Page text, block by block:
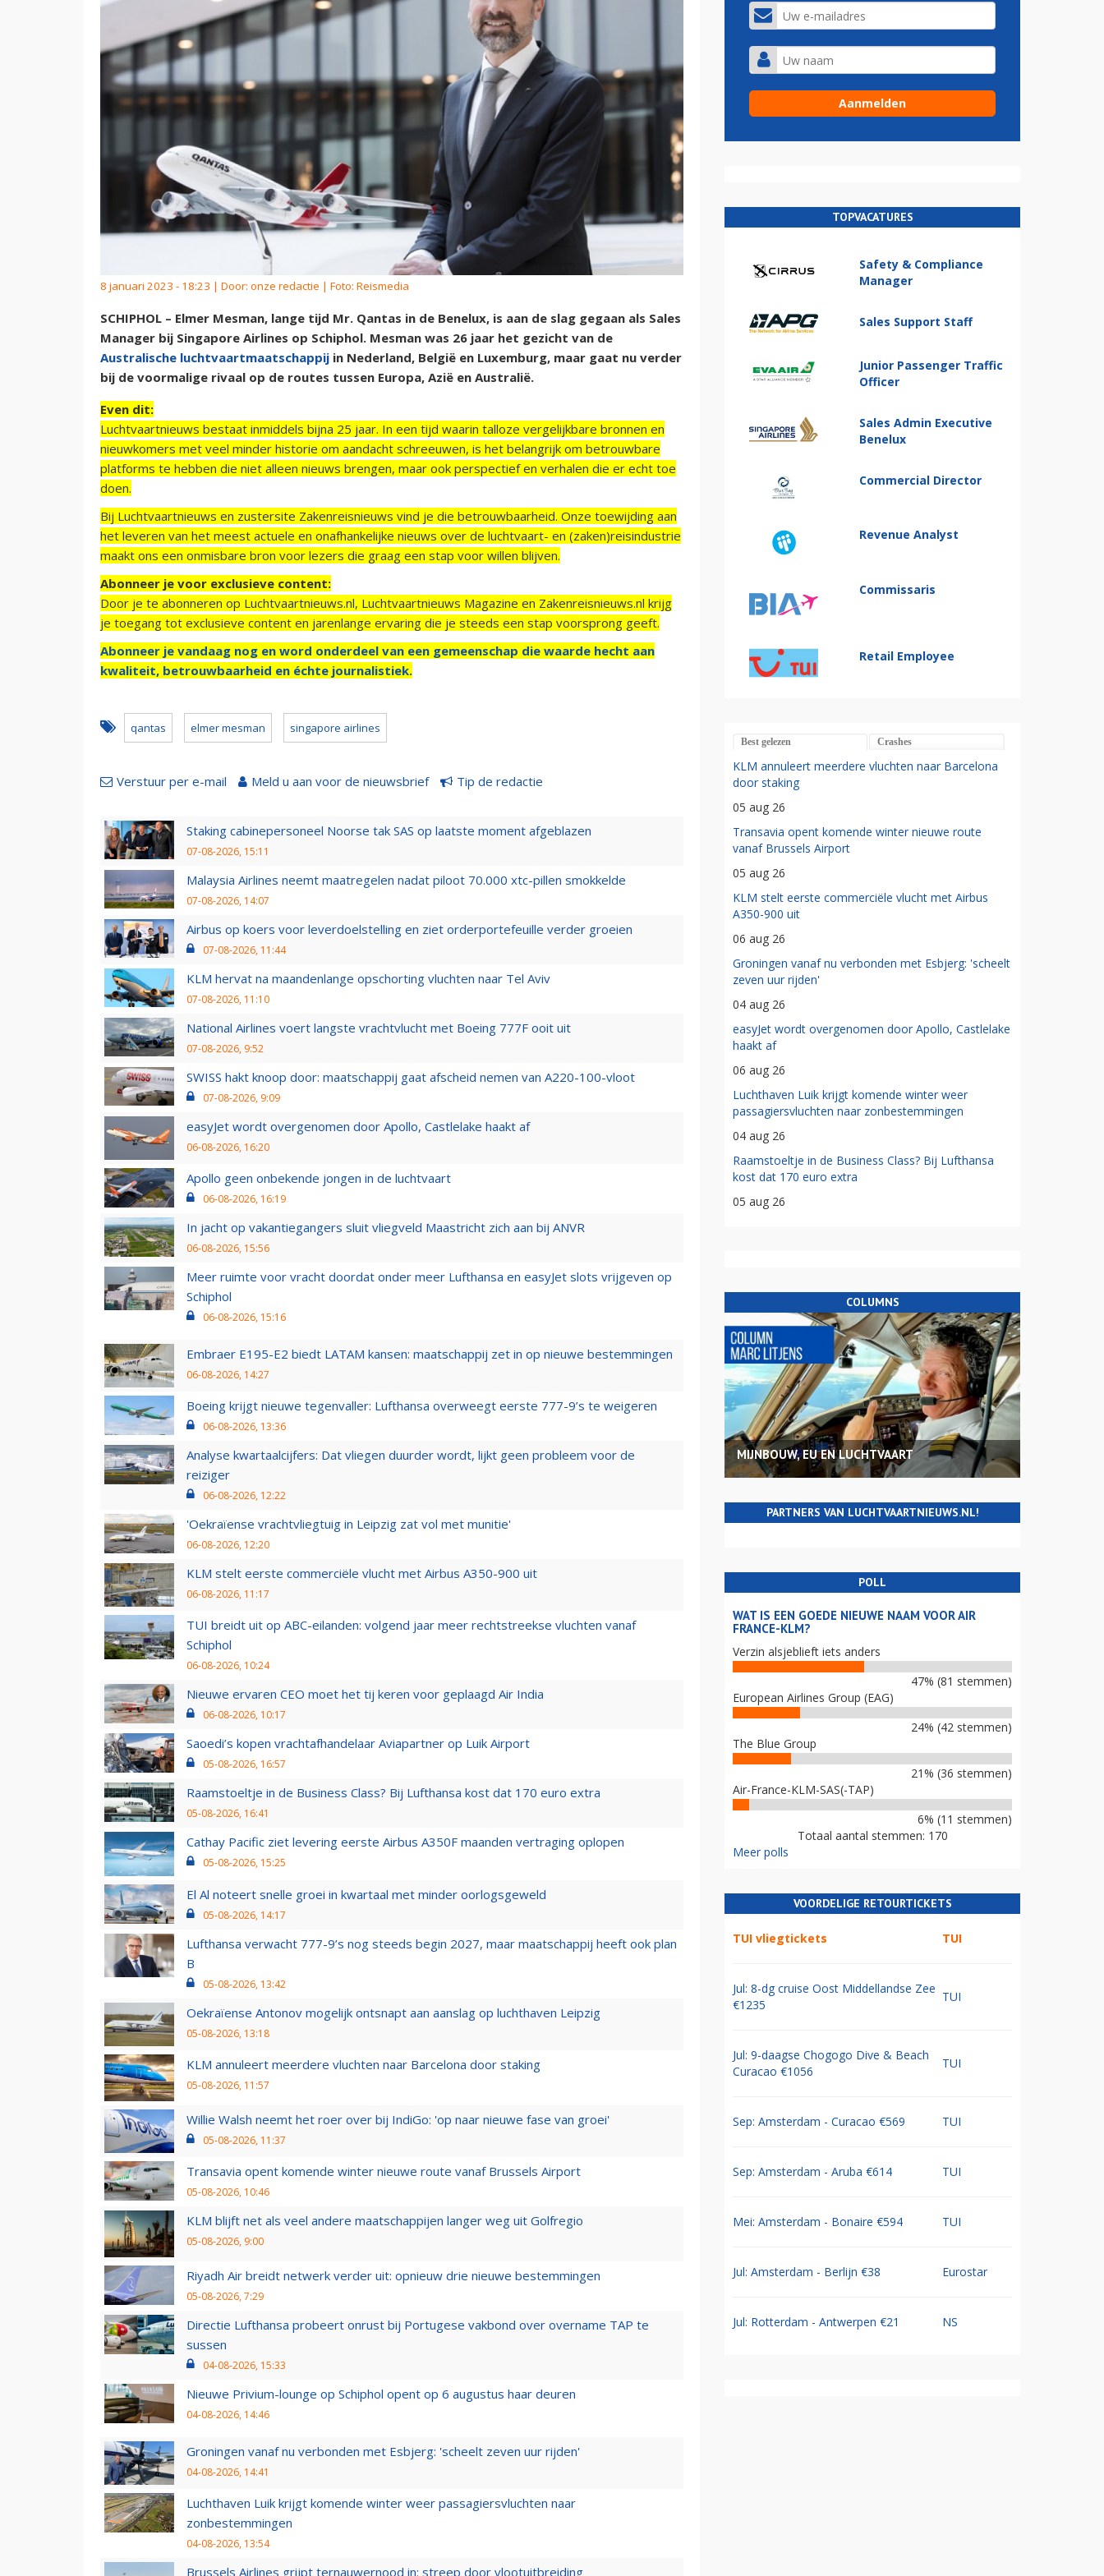
8 januari 2023 - 18:23 | Door: onze redactie | Foto: Reismedia
SCHIPHOL – Elmer Mesman, lange tijd Mr. Qantas in de Benelux, is aan de slag gegaan als Sales
Manager bij Singapore Airlines op Schiphol. Mesman was 26 jaar het gezicht van de
Australische luchtvaartmaatschappij in Nederland, België en Luxemburg, maar gaat nu verder
bij de voormalige rivaal op de routes tussen Europa, Azië en Australië.
Even dit:
Luchtvaartnieuws bestaat inmiddels bijna 25 jaar. In een tijd waarin talloze vergelijkbare bronnen en
nieuwkomers met veel minder historie om aandacht schreeuwen, is het belangrijk om betrouwbare
platforms te hebben die niet alleen nieuws brengen, maar ook perspectief en verhalen die er echt toe
doen.
Bij Luchtvaartnieuws en zustersite Zakenreisnieuws vind je die betrouwbaarheid. Onze toewijding aan
het leveren van het meest actuele en onafhankelijke nieuws over de luchtvaart- en (zaken)reisindustrie
maakt ons een onmisbare bron voor lezers die graag een stap voor willen blijven.
Abonneer je voor exclusieve content:
Door je te abonneren op Luchtvaartnieuws.nl, Luchtvaartnieuws Magazine en Zakenreisnieuws.nl krijg
je toegang tot exclusieve content en jarenlange ervaring die je steeds een stap voorsprong geeft.
Abonneer je vandaag nog en word onderdeel van een gemeenschap die waarde hecht aan
kwaliteit, betrouwbaarheid en échte journalistiek.
qantas elmer mesman singapore airlines
Verstuur per e-mail Meld u aan voor de nieuwsbrief Tip de redactie
Staking cabinepersoneel Noorse tak SAS op laatste moment afgeblazen
07-08-2026, 15:11
Malaysia Airlines neemt maatregelen nadat piloot 70.000 xtc-pillen smokkelde
07-08-2026, 14:07
Airbus op koers voor leverdoelstelling en ziet orderportefeuille verder groeien
07-08-2026, 11:44
KLM hervat na maandenlange opschorting vluchten naar Tel Aviv
07-08-2026, 11:10
National Airlines voert langste vrachtvlucht met Boeing 777F ooit uit
07-08-2026, 9:52
SWISS hakt knoop door: maatschappij gaat afscheid nemen van A220-100-vloot
07-08-2026, 9:09
easyJet wordt overgenomen door Apollo, Castlelake haakt af
06-08-2026, 16:20
Apollo geen onbekende jongen in de luchtvaart
06-08-2026, 16:19
In jacht op vakantiegangers sluit vliegveld Maastricht zich aan bij ANVR
06-08-2026, 15:56
Meer ruimte voor vracht doordat onder meer Lufthansa en easyJet slots vrijgeven op
Schiphol
06-08-2026, 15:16
Embraer E195-E2 biedt LATAM kansen: maatschappij zet in op nieuwe bestemmingen
06-08-2026, 14:27
Boeing krijgt nieuwe tegenvaller: Lufthansa overweegt eerste 777-9’s te weigeren
06-08-2026, 13:36
Analyse kwartaalcijfers: Dat vliegen duurder wordt, lijkt geen probleem voor de
reiziger
06-08-2026, 12:22
'Oekraïense vrachtvliegtuig in Leipzig zat vol met munitie'
06-08-2026, 12:20
KLM stelt eerste commerciële vlucht met Airbus A350-900 uit
06-08-2026, 11:17
TUI breidt uit op ABC-eilanden: volgend jaar meer rechtstreekse vluchten vanaf
Schiphol
06-08-2026, 10:24
Nieuwe ervaren CEO moet het tij keren voor geplaagd Air India
06-08-2026, 10:17
Saoedi’s kopen vrachtafhandelaar Aviapartner op Luik Airport
05-08-2026, 16:57
Raamstoeltje in de Business Class? Bij Lufthansa kost dat 170 euro extra
05-08-2026, 16:41
Cathay Pacific ziet levering eerste Airbus A350F maanden vertraging oplopen
05-08-2026, 15:25
El Al noteert snelle groei in kwartaal met minder oorlogsgeweld
05-08-2026, 14:17
Lufthansa verwacht 777-9’s nog steeds begin 2027, maar maatschappij heeft ook plan
B
05-08-2026, 13:42
Oekraïense Antonov mogelijk ontsnapt aan aanslag op luchthaven Leipzig
05-08-2026, 13:18
KLM annuleert meerdere vluchten naar Barcelona door staking
05-08-2026, 11:57
Willie Walsh neemt het roer over bij IndiGo: 'op naar nieuwe fase van groei'
05-08-2026, 11:37
Transavia opent komende winter nieuwe route vanaf Brussels Airport
05-08-2026, 10:46
KLM blijft net als veel andere maatschappijen langer weg uit Golfregio
05-08-2026, 9:00
Riyadh Air breidt netwerk verder uit: opnieuw drie nieuwe bestemmingen
05-08-2026, 7:29
Directie Lufthansa probeert onrust bij Portugese vakbond over overname TAP te
sussen
04-08-2026, 15:33
Nieuwe Privium-lounge op Schiphol opent op 6 augustus haar deuren
04-08-2026, 14:46
Groningen vanaf nu verbonden met Esbjerg: 'scheelt zeven uur rijden'
04-08-2026, 14:41
Luchthaven Luik krijgt komende winter weer passagiersvluchten naar
zonbestemmingen
04-08-2026, 13:54
Brussels Airlines grijpt ternauwernood in: streep door vlootuitbreiding
TOPVACATURES
Safety & Compliance
Manager
Sales Support Staff
Junior Passenger Traffic
Officer
Sales Admin Executive
Benelux
Commercial Director
Revenue Analyst
Commissaris
Retail Employee
Best gelezen Crashes
KLM annuleert meerdere vluchten naar Barcelona
door staking
05 aug 26
Transavia opent komende winter nieuwe route
vanaf Brussels Airport
05 aug 26
KLM stelt eerste commerciële vlucht met Airbus
A350-900 uit
06 aug 26
Groningen vanaf nu verbonden met Esbjerg: 'scheelt
zeven uur rijden'
04 aug 26
easyJet wordt overgenomen door Apollo, Castlelake
haakt af
06 aug 26
Luchthaven Luik krijgt komende winter weer
passagiersvluchten naar zonbestemmingen
04 aug 26
Raamstoeltje in de Business Class? Bij Lufthansa
kost dat 170 euro extra
05 aug 26
COLUMNS
MIJNBOUW, EU EN LUCHTVAART
PARTNERS VAN LUCHTVAARTNIEUWS.NL!
POLL
WAT IS EEN GOEDE NIEUWE NAAM VOOR AIR
FRANCE-KLM?
Verzin alsjeblieft iets anders
47% (81 stemmen)
European Airlines Group (EAG)
24% (42 stemmen)
The Blue Group
21% (36 stemmen)
Air-France-KLM-SAS(-TAP)
6% (11 stemmen)
Totaal aantal stemmen: 170
Meer polls
VOORDELIGE RETOURTICKETS
TUI vliegtickets TUI
Jul: 8-dg cruise Oost Middellandse Zee
€1235
TUI
Jul: 9-daagse Chogogo Dive & Beach
Curacao €1056
TUI
Sep: Amsterdam - Curacao €569 TUI
Sep: Amsterdam - Aruba €614 TUI
Mei: Amsterdam - Bonaire €594 TUI
Jul: Amsterdam - Berlijn €38 Eurostar
Jul: Rotterdam - Antwerpen €21 NS